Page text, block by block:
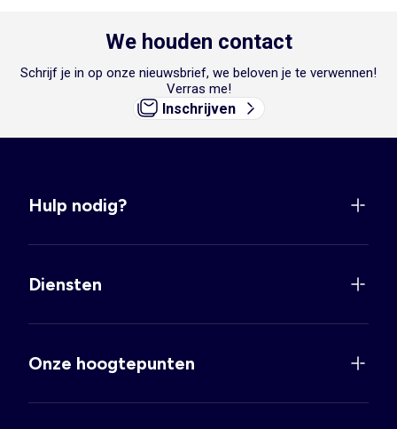
We houden contact
Schrijf je in op onze nieuwsbrief, we beloven je te verwennen!
Verras me!
Inschrijven
Hulp nodig?
Diensten
Onze hoogtepunten